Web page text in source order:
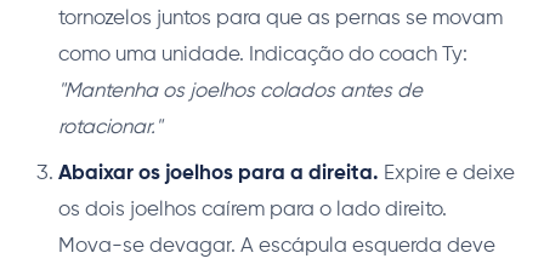
tornozelos juntos para que as pernas se movam
como uma unidade. Indicação do coach Ty:
"Mantenha os joelhos colados antes de
rotacionar."
Abaixar os joelhos para a direita. Expire e deixe
os dois joelhos caírem para o lado direito.
Mova-se devagar. A escápula esquerda deve